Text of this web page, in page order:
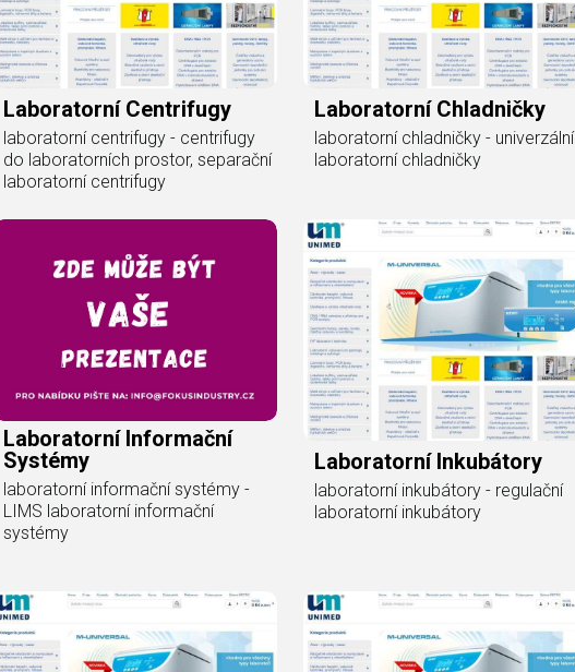
Laboratorní Centrifugy
laboratorní centrifugy - centrifugy
do laboratorních prostor, separační
laboratorní centrifugy
Laboratorní Chladničky
laboratorní chladničky - univerzální
laboratorní chladničky
Laboratorní Informační
Systémy
laboratorní informační systémy -
LIMS laboratorní informační
systémy
Laboratorní Inkubátory
laboratorní inkubátory - regulační
laboratorní inkubátory